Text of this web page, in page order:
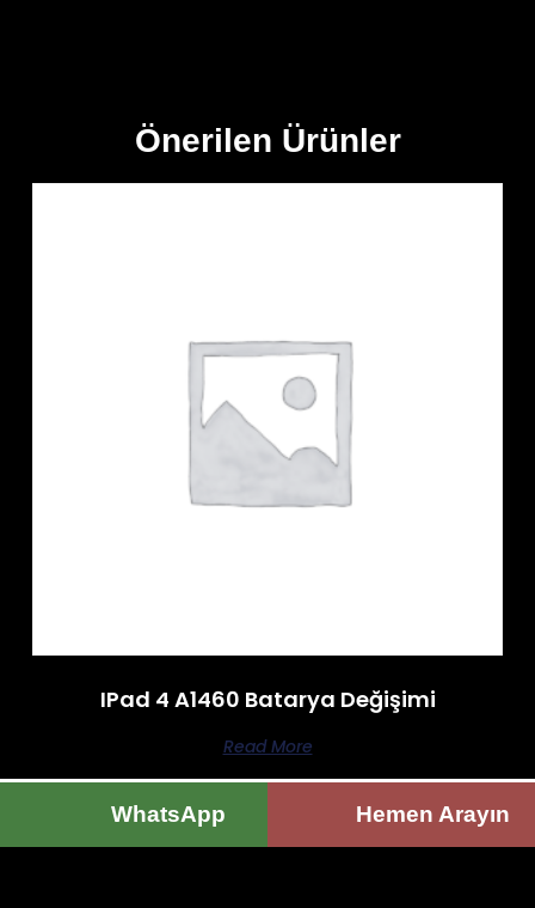
Önerilen Ürünler
IPad 4 A1460 Batarya Değişimi
Read More
WhatsApp Hemen Arayın